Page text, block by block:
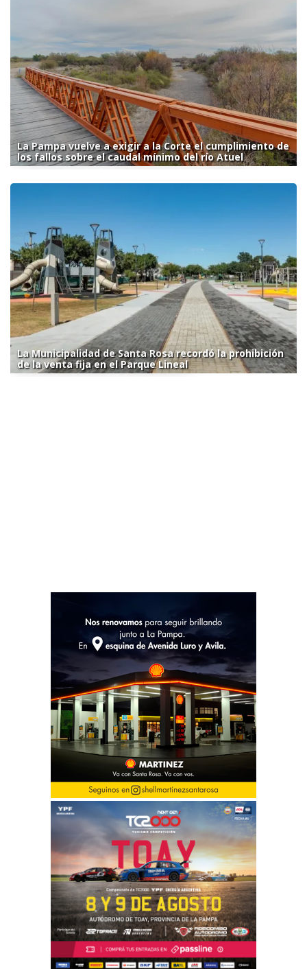
La Pampa vuelve a exigir a la Corte el cumplimiento de
los fallos sobre el caudal mínimo del río Atuel
La Municipalidad de Santa Rosa recordó la prohibición
de la venta fija en el Parque Lineal